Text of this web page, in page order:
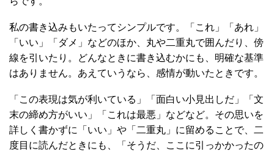
私の書き込みもいたってシンプルです。「これ」「あれ」
「いい」「ダメ」などのほか、丸や二重丸で囲んだり、傍
線を引いたり。どんなときに書き込むかにも、明確な基準
はありません。あえていうなら、感情が動いたときです。
「この表現は気が利いている」「面白い小見出しだ」「文
末の締め方がいい」「これは最悪」などなど。その思いを
詳しく書かずに「いい」や「二重丸」に留めることで、二
度目に読んだときにも、「そうだ、ここに引っかかったの